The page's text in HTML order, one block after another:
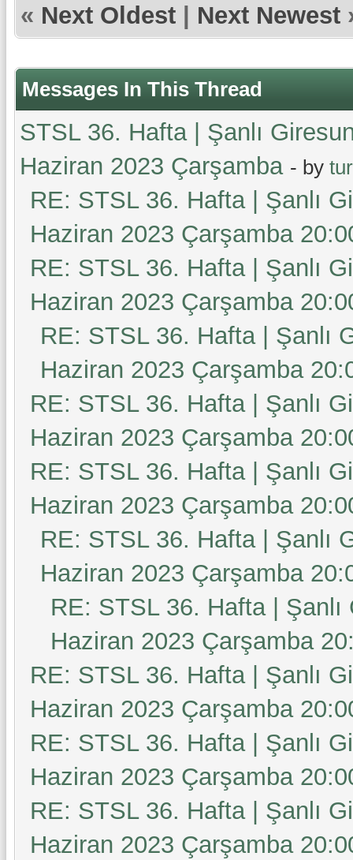
« Next Oldest Next Newest
Messages In This Thread
STSL 36. Hafta | Şanlı
Haziran 2023 Çarşamba - by
RE: STSL 36. Hafta | Şanlı
Haziran 2023 Çarşamba
RE: STSL 36. Hafta | Şanlı
Haziran 2023 Çarşamba
RE: STSL 36. Hafta | Şanlı
Haziran 2023 Çarşamba
RE: STSL 36. Hafta | Şanlı
Haziran 2023 Çarşamba
RE: STSL 36. Hafta | Şanlı
Haziran 2023 Çarşamba
RE: STSL 36. Hafta | Şanlı
Haziran 2023 Çarşamba
RE: STSL 36. Hafta |
Haziran 2023 Çarşamba
RE: STSL 36. Hafta | Şanlı
Haziran 2023 Çarşamba
RE: STSL 36. Hafta | Şanlı
Haziran 2023 Çarşamba
RE: STSL 36. Hafta | Şanlı
Haziran 2023 Çarşamba